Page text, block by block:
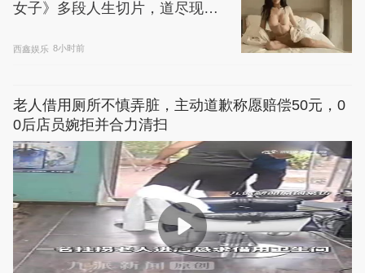
女子》多段人生切片，道尽现代
西鑫娱乐 8小时前
老人借用厕所不慎弄脏，主动道歉称愿赔偿50元，0
0后店员婉拒并合力清扫